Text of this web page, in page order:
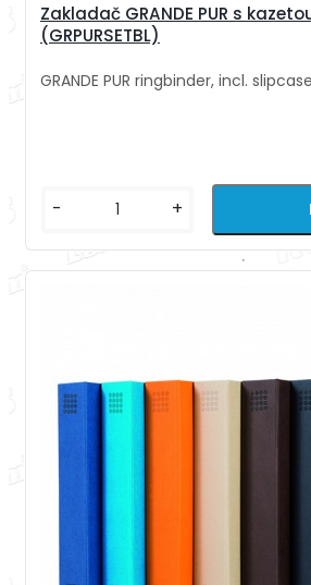
Zakladač GRANDE PUR s
(GRPURSETBL)
GRANDE PUR ringbinder, incl.
- +